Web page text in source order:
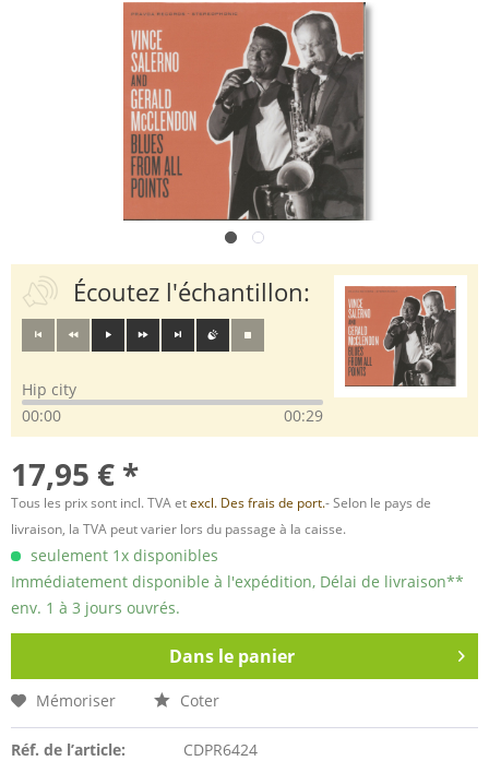
Écoutez l'échantillon:
Hip city
00:00
00:29
17,95 € *
Tous les prix sont incl. TVA etexcl. Des frais de port.- Selon le pays de
livraison, la TVA peut varier lors du passage à la caisse.
seulement 1x disponibles
Immédiatement disponible à l'expédition, Délai de livraison**
env. 1 à 3 jours ouvrés.
Dans le panier
Mémoriser Coter
Réf. de l’article:
CDPR6424